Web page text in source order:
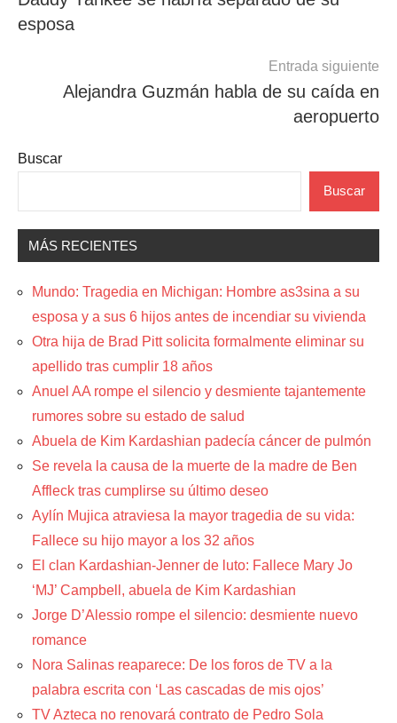
entradas
esposa
Entrada siguiente
Alejandra Guzmán habla de su caída en
aeropuerto
Buscar
Buscar
MÁS RECIENTES
Mundo: Tragedia en Michigan: Hombre as3sina a su
esposa y a sus 6 hijos antes de incendiar su vivienda
Otra hija de Brad Pitt solicita formalmente eliminar su
apellido tras cumplir 18 años
Anuel AA rompe el silencio y desmiente tajantemente
rumores sobre su estado de salud
Abuela de Kim Kardashian padecía cáncer de pulmón
Se revela la causa de la muerte de la madre de Ben
Affleck tras cumplirse su último deseo
Aylín Mujica atraviesa la mayor tragedia de su vida:
Fallece su hijo mayor a los 32 años
El clan Kardashian-Jenner de luto: Fallece Mary Jo
‘MJ’ Campbell, abuela de Kim Kardashian
Jorge D’Alessio rompe el silencio: desmiente nuevo
romance
Nora Salinas reaparece: De los foros de TV a la
palabra escrita con ‘Las cascadas de mis ojos’
TV Azteca no renovará contrato de Pedro Sola